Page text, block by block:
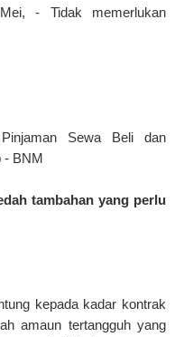
- Tidak memerlukan
Sewa Beli dan
- BNM
tambahan yang perlu
kepada kadar kontrak
amaun tertangguh yang